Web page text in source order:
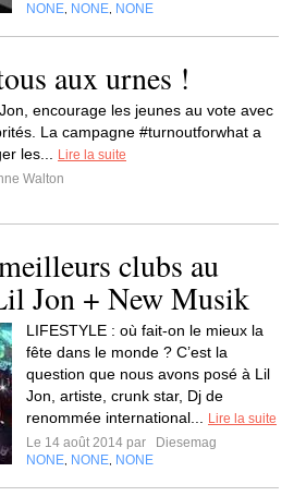
NONE NONE NONE
aux urnes !
encourage les jeunes au vote avec
La campagne #turnoutforwhat a
les...
Lire la suite
Walton
clubs au
Jon + New Musik
LIFESTYLE : où fait-on le mieux la
fête dans le monde ? C’est la
question que nous avons posé à Lil
Jon, artiste, crunk star, Dj de
renommée international...
Lire la suite
Le 14 août 2014 par
Diesemag
NONE NONE NONE